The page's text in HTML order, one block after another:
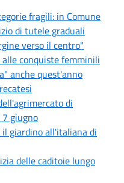
fragili: in Comune
di tutele graduali
verso il centro"
conquiste femminili
anche quest'anno
di
7 giugno
giardino all'italiana di
delle caditoie lungo